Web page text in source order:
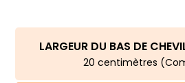
LARGEUR DU BAS DE
20 centimètres